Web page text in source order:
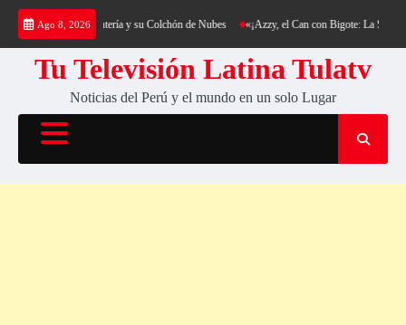
Saltar
contenido
Ago 8, 2026
al Cerro Cantería y su Colchón de Nubes «¡Azzy, el Can con Bigote: La Sensación
Tu Televisión Latina Tulatv
Noticias del Perú y el mundo en un solo Lugar